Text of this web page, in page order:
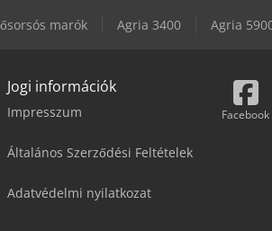
marók Agria 3400 Agria
Jogi információk
Impresszum
Általános Szerződési Feltételek
Adatvédelmi nyilatkozat
Facebook